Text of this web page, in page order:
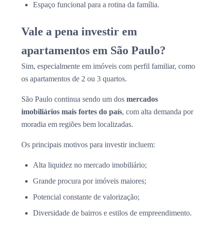
Espaço funcional para a rotina da família.
Vale a pena investir em
apartamentos em São Paulo?
Sim, especialmente em imóveis com perfil familiar, como
os apartamentos de 2 ou 3 quartos.
São Paulo continua sendo um dos mercados
imobiliários mais fortes do país, com alta demanda por
moradia em regiões bem localizadas.
Os principais motivos para investir incluem:
Alta liquidez no mercado imobiliário;
Grande procura por imóveis maiores;
Potencial constante de valorização;
Diversidade de bairros e estilos de empreendimento.